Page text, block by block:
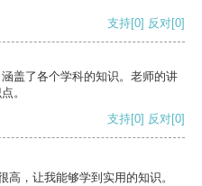
支持[0] 反对[0]
盖了各个学科的知识。老师的讲
。
支持[0] 反对[0]
，让我能够学到实用的知识。